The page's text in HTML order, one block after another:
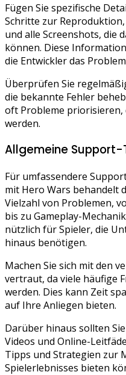
Fügen Sie spezifische
Schritte zur
und alle Screenshots, die
können. Diese
die Entwickler das
Überprüfen Sie
die bekannte Fehler
oft Probleme priorisieren,
werden.
Allgemeine Support-
Für umfassendere
mit Hero Wars behandelt
Vielzahl von Problemen,
bis zu Gameplay-
nützlich für Spieler, die
hinaus benötigen.
Machen Sie sich mit den
vertraut, da viele häufige
werden. Dies kann Zeit
auf Ihre Anliegen bieten.
Darüber hinaus sollten
Videos und Online-
Tipps und Strategien zur
Spielerlebnisses bieten